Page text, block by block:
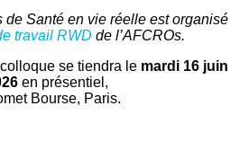
Santé en vie réelle est organisé
travail RWD de l’AFCROs.
se tiendra le mardi 16 juin
en présentiel,
Bourse, Paris.